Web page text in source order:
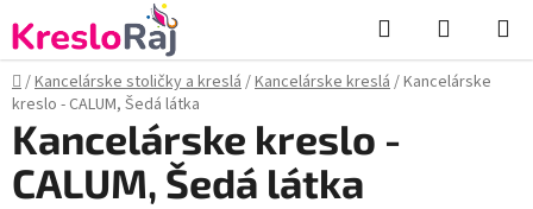
na
obsah
Hľadať
KOŠÍK
Domov
/Kancelárske stoličky a kreslá/Kancelárske kreslá/Kancelárske
kreslo - CALUM, Šedá látka
Kancelárske kreslo -
CALUM, Šedá látka